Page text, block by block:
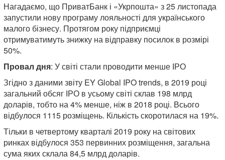
Нагадаємо, що ПриватБанк і «Укрпошта» з 25 листопада
запустили нову програму лояльності для українського
малого бізнесу. Протягом року підприємці
отримуватимуть знижку на відправку посилок в розмірі
50%.
Провал дня: У світі стали проводити менше ІРО
Згідно з даними звіту EY Global IPO trends, в 2019 році
загальний обсяг ІРО в усьому світі склав 198 млрд
доларів, тобто на 4% менше, ніж в 2018 році. Всього
відбулося 1115 розміщень. Кількість скоротилася на 19%.
Тільки в четвертому кварталі 2019 року на світових
ринках відбулося 353 первинних розміщення, загальна
сума яких склала 84,5 млрд доларів.